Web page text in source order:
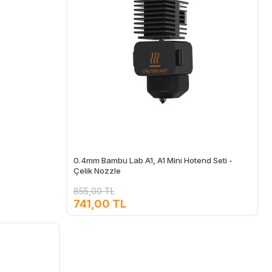
0.4mm Bambu Lab A1, A1 Mini Hotend Seti -
Çelik Nozzle
855,00 TL
741,00 TL